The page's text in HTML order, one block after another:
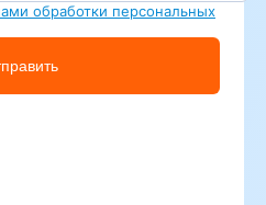
обработки персональных